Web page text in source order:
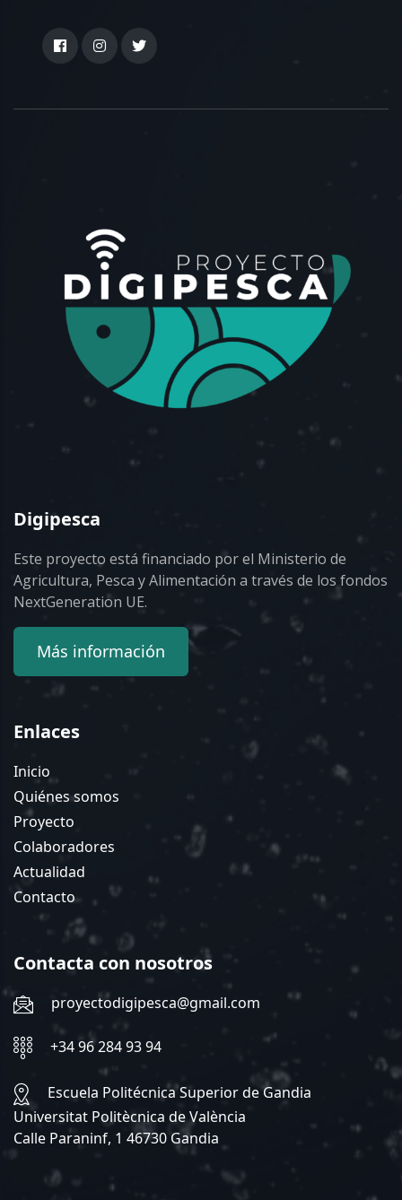
Digipesca
Este proyecto está financiado por el Ministerio de
Agricultura, Pesca y Alimentación a través de los fondos
NextGeneration UE.
Más información
Enlaces
Inicio
Quiénes somos
Proyecto
Colaboradores
Actualidad
Contacto
Contacta con nosotros
proyectodigipesca@gmail.com
+34 96 284 93 94
Escuela Politécnica Superior de Gandia
Universitat Politècnica de València
Calle Paraninf, 1 46730 Gandia